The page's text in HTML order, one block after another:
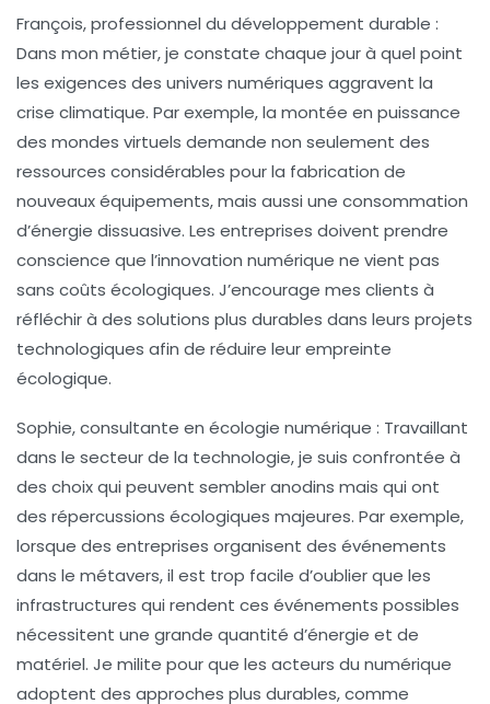
François, professionnel du développement durable :
Dans mon métier, je constate chaque jour à quel point
les exigences des univers numériques aggravent la
crise climatique. Par exemple, la montée en puissance
des mondes virtuels demande non seulement des
ressources considérables pour la fabrication de
nouveaux équipements, mais aussi une consommation
d’énergie dissuasive. Les entreprises doivent prendre
conscience que l’innovation numérique ne vient pas
sans coûts écologiques. J’encourage mes clients à
réfléchir à des solutions plus durables dans leurs projets
technologiques afin de réduire leur empreinte
écologique.
Sophie, consultante en écologie numérique : Travaillant
dans le secteur de la technologie, je suis confrontée à
des choix qui peuvent sembler anodins mais qui ont
des répercussions écologiques majeures. Par exemple,
lorsque des entreprises organisent des événements
dans le métavers, il est trop facile d’oublier que les
infrastructures qui rendent ces événements possibles
nécessitent une grande quantité d’énergie et de
matériel. Je milite pour que les acteurs du numérique
adoptent des approches plus durables, comme